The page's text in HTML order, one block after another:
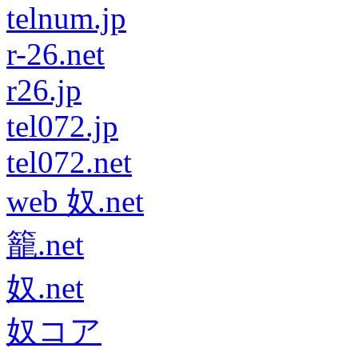
telnum.jp
r-26.net
r26.jp
tel072.jp
tel072.net
web 奴.net
籠.net
奴.net
奴コア